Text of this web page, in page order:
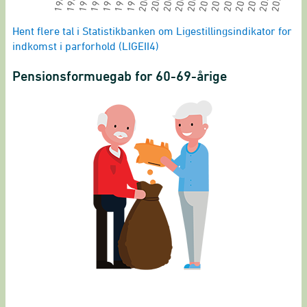
End of interactive chart.
Hent flere tal i Statistikbanken om Ligestillingsindikator for
indkomst i parforhold (LIGEII4)
Pensionsformuegab for 60-69-årige